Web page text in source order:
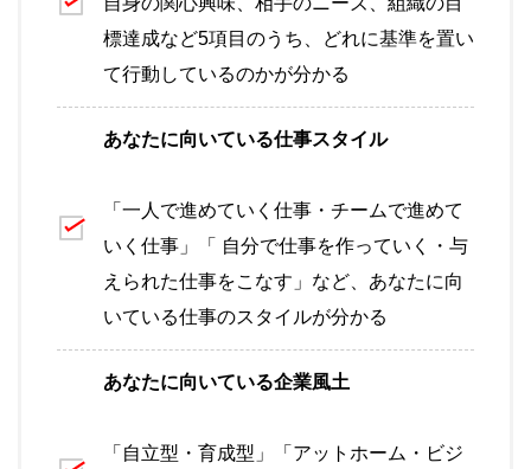
標達成など5項目のうち、どれに基準を置い
て行動しているのかが分かる
あなたに向いている仕事スタイル
「一人で進めていく仕事・チームで進めて
いく仕事」「 自分で仕事を作っていく・与
えられた仕事をこなす」など、 あなたに向
いている仕事のスタイルが分かる
あなたに向いている企業風土
「自立型・育成型」「アットホーム・ビジ